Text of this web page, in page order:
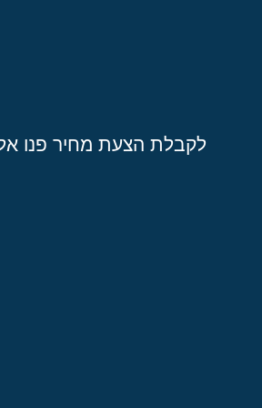
לקבלת הצעת מחיר פנו